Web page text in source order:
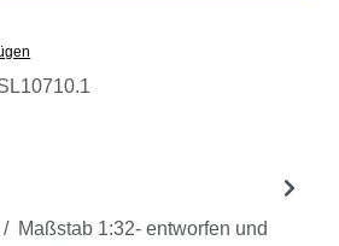
Maßstab 1:32- entworfen und